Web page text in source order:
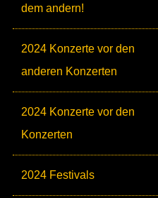
dem andern!
2024 Konzerte vor den
anderen Konzerten
2024 Konzerte vor den
Konzerten
2024 Festivals